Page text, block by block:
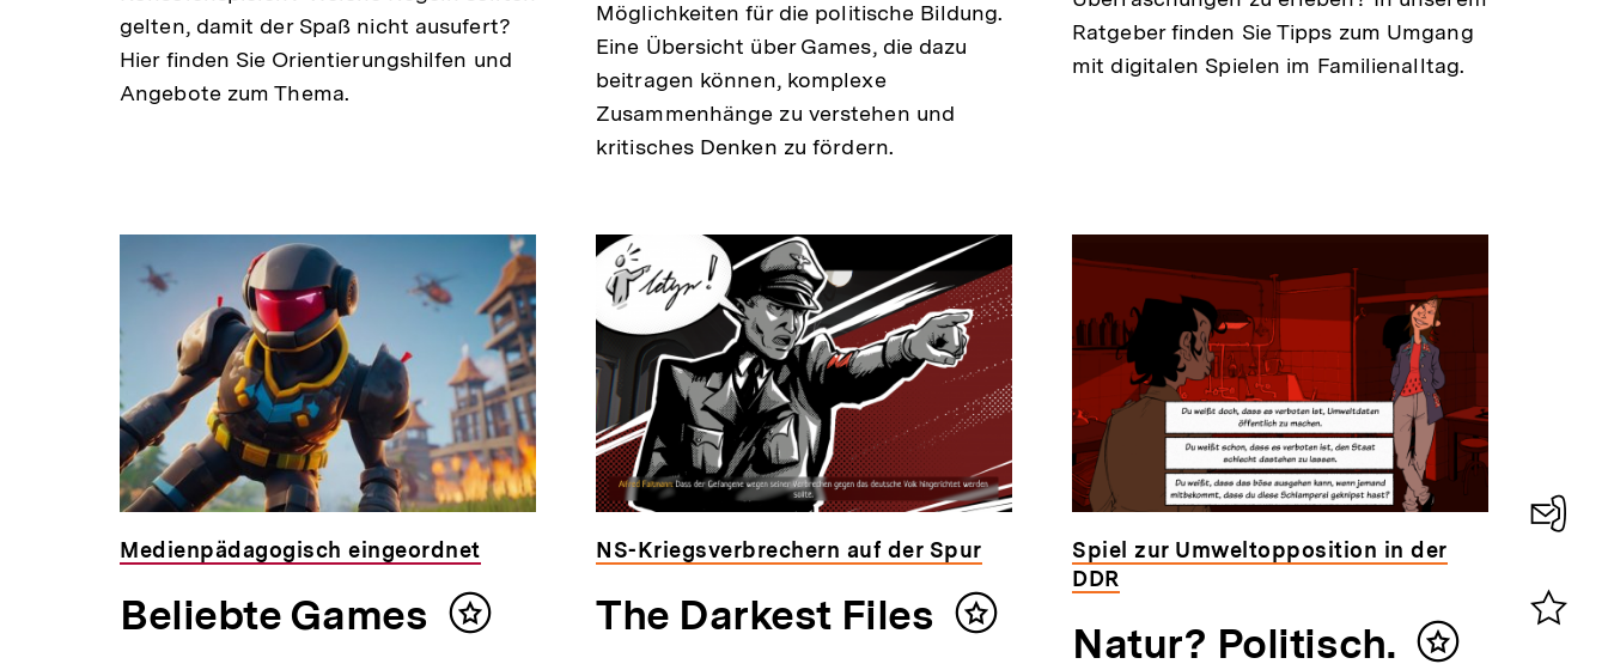
gelten, damit der Spaß nicht ausufert?
Hier finden Sie Orientierungshilfen und
Angebote zum Thema.
Möglichkeiten für die politische Bildung.
Eine Übersicht über Games, die dazu
beitragen können, komplexe
Zusammenhänge zu verstehen und
kritisches Denken zu fördern.
Ratgeber finden Sie Tipps zum Umgang
mit digitalen Spielen im Familienalltag.
Medienpädagogisch eingeordnet
Beliebte Games
Inhalt
NS-Kriegsverbrechern auf der Spur
The Darkest Files
Inhalt
Spiel zur Umweltopposition in der
DDR
Natur? Politisch.
Inhalt